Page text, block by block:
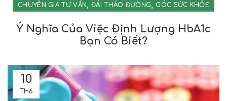
CHUYÊN GIA TƯ VẤN,ĐÁI THÁO ĐƯỜNG, GÓC SỨC KHỎE
Ý Nghĩa Của Việc Định Lượng HbA1c
Bạn Có Biết?
10
TH6